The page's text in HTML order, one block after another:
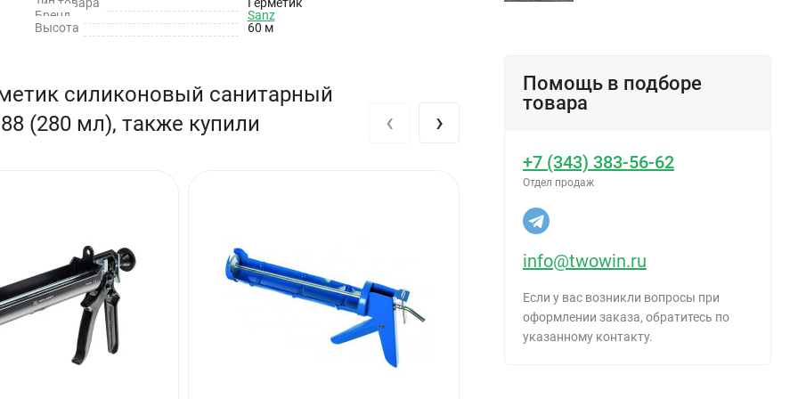
керамические панели, фаянс, эмалированные поверхности, жесткий
Бренд
Sanz
Высота
60 м
силиконовый санитарный
(280 мл), также купили
‹ ›
Помощь в подборе
товара
+7 (343) 383-56-62
Отдел продаж
info@twowin.ru
Если у вас возникли вопросы при
оформлении заказа, обратитесь по
указанному контакту.